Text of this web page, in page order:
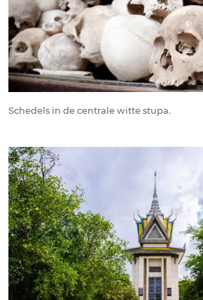
Schedels in de centrale witte stupa.